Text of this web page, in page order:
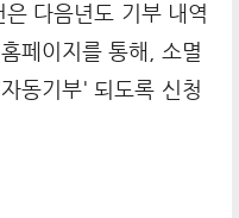
다음년도 기부 내역
페이지를 통해, 소멸
동기부' 되도록 신청